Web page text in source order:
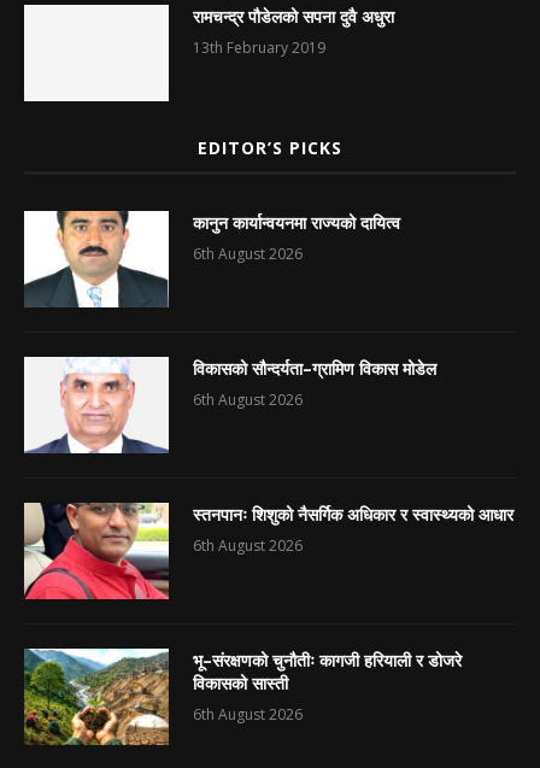
रामचन्द्र पौडेलको सपना दुवै अधुरा
13th February 2019
EDITOR’S PICKS
कानुन कार्यान्वयनमा राज्यको दायित्व
6th August 2026
विकासको सौन्दर्यता–ग्रामिण विकास मोडेल
6th August 2026
स्तनपानः शिशुको नैसर्गिक अधिकार र स्वास्थ्यको आधार
6th August 2026
भू–संरक्षणको चुनौतीः कागजी हरियाली र डोजरे
विकासको सास्ती
6th August 2026